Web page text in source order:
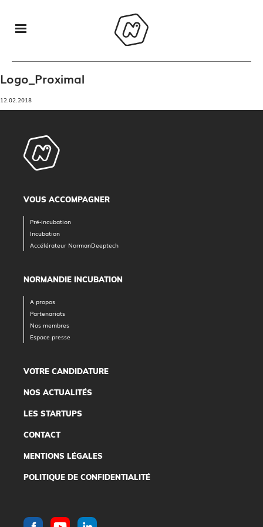
Logo_Proximal
12.02.2018
VOUS ACCOMPAGNER
Pré-incubation
Incubation
Accélérateur NormanDeeptech
NORMANDIE INCUBATION
A propos
Partenariats
Nos membres
Espace presse
VOTRE CANDIDATURE
NOS ACTUALITÉS
LES STARTUPS
CONTACT
MENTIONS LÉGALES
POLITIQUE DE CONFIDENTIALITÉ